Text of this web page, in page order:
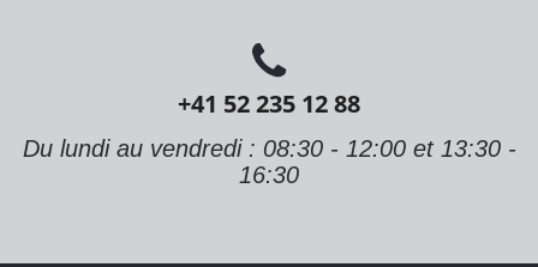
+41 52 235 12 88
Du lundi au vendredi : 08:30 - 12:00 et 13:30 -
16:30